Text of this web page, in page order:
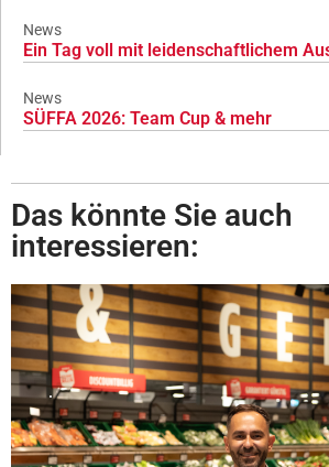
News
Ein Tag voll mit leidenschaftlichem
News
SÜFFA 2026: Team Cup & mehr
Das könnte Sie auch
interessieren: